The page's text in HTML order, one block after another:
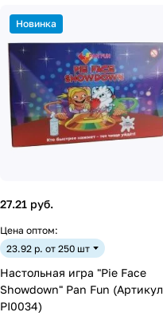
Новинка
27.21 руб.
Цена оптом:
23.92 р. от 250 шт
Настольная игра "Pie Face
Showdown" Pan Fun (Артикул
PI0034)